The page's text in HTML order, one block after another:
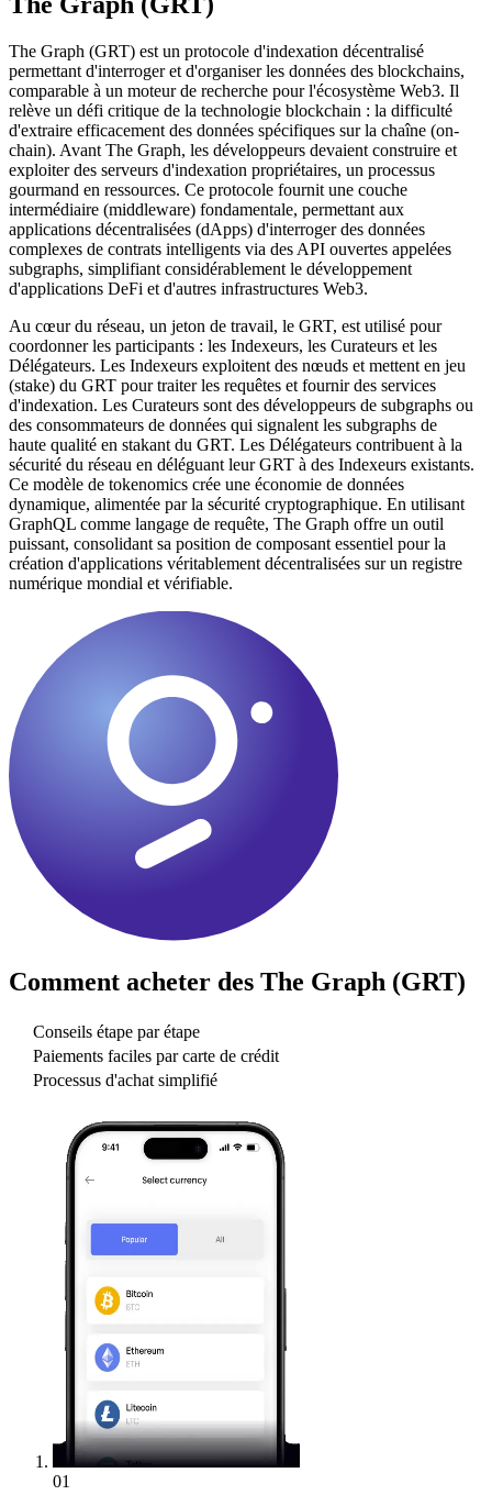
The Graph (GRT) est un protocole d'indexation décentralisé
permettant d'interroger et d'organiser les données des blockchains,
comparable à un moteur de recherche pour l'écosystème Web3. Il
relève un défi critique de la technologie blockchain : la difficulté
d'extraire efficacement des données spécifiques sur la chaîne (on-
chain). Avant The Graph, les développeurs devaient construire et
exploiter des serveurs d'indexation propriétaires, un processus
gourmand en ressources. Ce protocole fournit une couche
intermédiaire (middleware) fondamentale, permettant aux
applications décentralisées (dApps) d'interroger des données
complexes de contrats intelligents via des API ouvertes appelées
subgraphs, simplifiant considérablement le développement
d'applications DeFi et d'autres infrastructures Web3.
Au cœur du réseau, un jeton de travail, le GRT, est utilisé pour
coordonner les participants : les Indexeurs, les Curateurs et les
Délégateurs. Les Indexeurs exploitent des nœuds et mettent en jeu
(stake) du GRT pour traiter les requêtes et fournir des services
d'indexation. Les Curateurs sont des développeurs de subgraphs ou
des consommateurs de données qui signalent les subgraphs de
haute qualité en stakant du GRT. Les Délégateurs contribuent à la
sécurité du réseau en déléguant leur GRT à des Indexeurs existants.
Ce modèle de tokenomics crée une économie de données
dynamique, alimentée par la sécurité cryptographique. En utilisant
GraphQL comme langage de requête, The Graph offre un outil
puissant, consolidant sa position de composant essentiel pour la
création d'applications véritablement décentralisées sur un registre
numérique mondial et vérifiable.
Comment acheter des The Graph (GRT)
Conseils étape par étape
Paiements faciles par carte de crédit
Processus d'achat simplifié
01